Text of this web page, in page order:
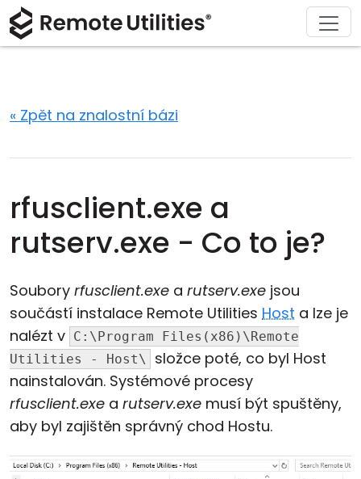
« Zpět na znalostní bázi
rfusclient.exe a
rutserv.exe - Co to je?
Soubory rfusclient.exe a rutserv.exe jsou
součástí instalace Remote Utilities Host a lze je
nalézt v C:\Program Files(x86)\Remote
Utilities - Host\
složce poté, co byl Host
nainstalován. Systémové procesy
rfusclient.exe a rutserv.exe musí být spuštěny,
aby byl zajištěn správný chod Hostu.
Produkt
Režimy připojení
Podpora Active Directory
Konfigurace MSI
Cloud a on-premise
Řešení
Informační technologie
Stáhnout
Koupit
Podpora
O nás